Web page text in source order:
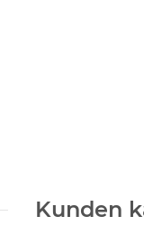
Kunden